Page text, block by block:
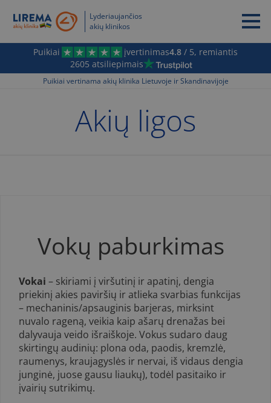
Lyderiaujančios
akių klinikos
Puikiai įvertinimas4.8 / 5, remiantis
2605 atsiliepimais
Puikiai vertinama akių klinika Lietuvoje ir Skandinavijoje
Akių ligos
Vokų paburkimas
Vokai – skiriami į viršutinį ir apatinį, dengia
priekinį akies paviršių ir atlieka svarbias funkcijas
– mechaninis/apsauginis barjeras, mirksint
nuvalo rageną, veikia kaip ašarų drenažas bei
dalyvauja veido išraiškoje. Vokus sudaro daug
skirtingų audinių: plona oda, paodis, kremzlė,
raumenys, kraujagyslės ir nervai, iš vidaus dengia
junginė, juose gausu liaukų), todėl pasitaiko ir
įvairių sutrikimų.